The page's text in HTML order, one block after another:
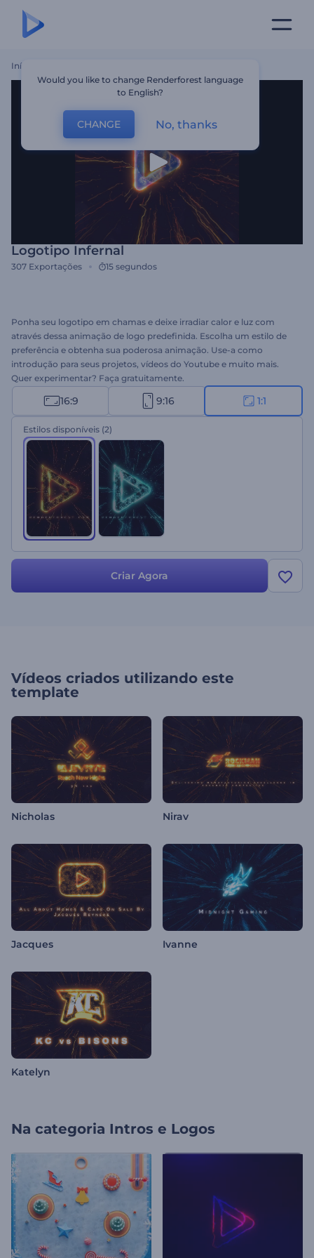
Início
Logotipo Infernal
307 Exportações 15 segundos
Ponha seu logotipo em chamas e deixe irradiar calor e luz com
através dessa animação de logo predefinida. Escolha um estilo de
preferência e obtenha sua poderosa animação. Use-a como
introdução para seus projetos, vídeos do Youtube e muito mais.
Quer experimentar? Faça gratuitamente.
16:9 9:16 1:1
Estilos disponíveis (2)
Criar Agora
Vídeos criados utilizando este
template
Nicholas Nirav
Jacques Ivanne
Katelyn
Na categoria Intros e Logos
Would you like to change Renderforest language
to English?
CHANGE No, thanks